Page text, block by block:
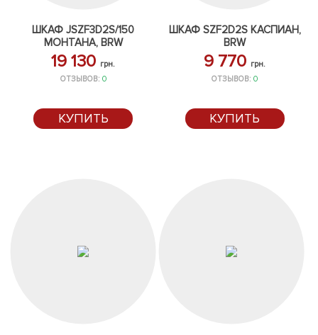
ШКАФ JSZF3D2S/150
МОНТАНА, BRW
19 130 грн.
ОТЗЫВОВ: 0
КУПИТЬ
ШКАФ SZF2D2S КАСПИАН,
BRW
9 770 грн.
ОТЗЫВОВ:0
КУПИТЬ